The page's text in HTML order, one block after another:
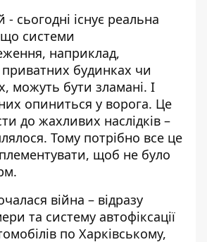
- сьогодні існує реальна
що системи
наприклад,
приватних будинках чи
можуть бути зламані. І
опиниться у ворога. Це
до жахливих наслідків –
Тому потрібно все це
щоб не було
війна – відразу
та систему автофіксації
по Харківському,